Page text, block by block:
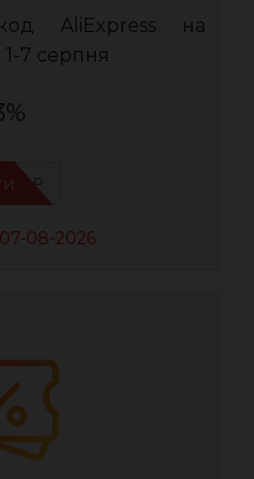
AliExpress на
7 серпня
08-2026